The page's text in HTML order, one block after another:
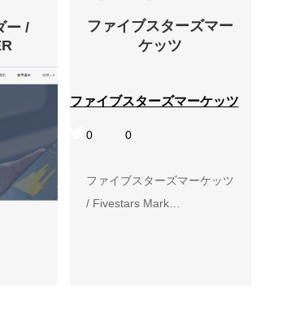
ー /
ファイブスターズマー
ケッツ
ファイブスターズマーケッツ
0 0
ファイブスターズマーケッツ
/ Fivestars Mark…